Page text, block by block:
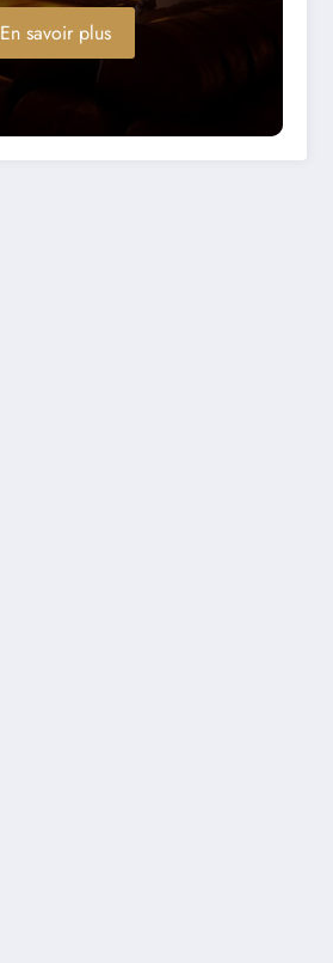
En savoir plus